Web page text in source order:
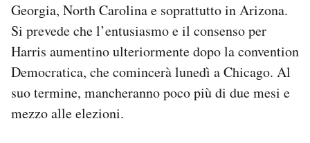
Georgia, North Carolina e soprattutto in Arizona.
Si prevede che l’entusiasmo e il consenso per
Harris aumentino ulteriormente dopo la convention
Democratica, che comincerà lunedì a Chicago. Al
suo termine, mancheranno poco più di due mesi e
mezzo alle elezioni.